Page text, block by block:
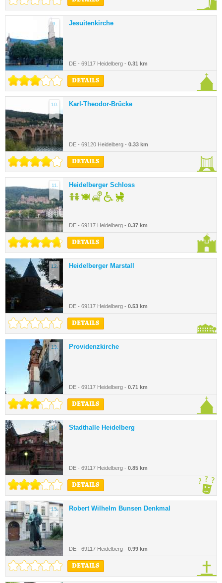
9. Jesuitenkirche
DE - 69117 Heidelberg - 0.31 km
DETAILS
10. Karl-Theodor-Brücke
DE - 69120 Heidelberg - 0.33 km
DETAILS
11. Heidelberger Schloss
DE - 69117 Heidelberg - 0.37 km
DETAILS
12. Heidelberger Marstall
DE - 69117 Heidelberg - 0.53 km
DETAILS
13. Providenzkirche
DE - 69117 Heidelberg - 0.71 km
DETAILS
14. Stadthalle Heidelberg
DE - 69117 Heidelberg - 0.85 km
DETAILS
15. Robert Wilhelm Bunsen Denkmal
DE - 69117 Heidelberg - 0.99 km
DETAILS